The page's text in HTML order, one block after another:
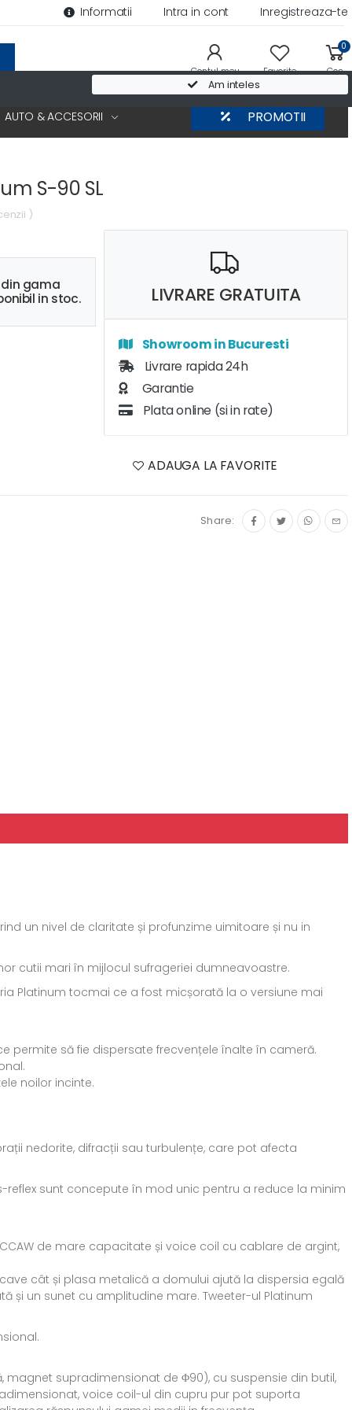
Am inteles
Informatii Intra in cont Inregistreaza-te
Contul meu Favorite
0
Cos
AUTO & ACCESORII PROMOTII
S-90 SL
)
gama
in stoc.
LIVRARE GRATUITA
Showroom in Bucuresti
Livrare rapida 24h
Garantie
Plata online (si in rate)
ADAUGA LA FAVORITE
Share:
un nivel de claritate și profunzime uimitoare și nu in
cutii mari în mijlocul sufrageriei dumneavoastre.
Platinum tocmai ce a fost micșorată la o versiune mai
permite să fie dispersate frecvențele înalte în cameră.
noilor incinte.
nedorite, difracții sau turbulențe, care pot afecta
sunt concepute în mod unic pentru a reduce la minim
de mare capacitate și voice coil cu cablare de argint,
cât și plasa metalică a domului ajută la dispersia egală
și un sunet cu amplitudine mare. Tweeter-ul Platinum
magnet supradimensionat de Φ90), cu suspensie din butil,
voice coil-ul din cupru pur pot suporta